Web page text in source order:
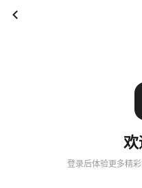
欢
登录后体验更多精